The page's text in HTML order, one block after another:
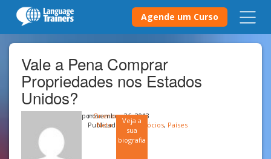
Agende um Curso
Vale a Pena Comprar
Propriedades nos Estados
Unidos?
porOnerio
Neto
Veja a
sua
biografia
novembro 26, 2013
Publicado emNegócios, Países